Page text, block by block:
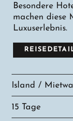
Besondere
machen diese
Luxuserlebnis.
Island /
15 Tage